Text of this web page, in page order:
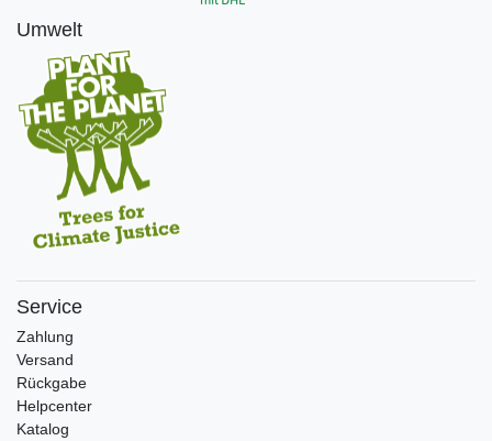
Umwelt
Service
Zahlung
Versand
Rückgabe
Helpcenter
Katalog